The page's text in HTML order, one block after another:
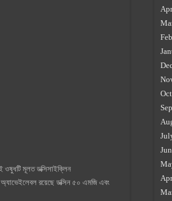
ওষুধটি মূলত ডক্সিসাইক্লিন
রয়েছে ডক্সিন ৫০ এমজি এবং